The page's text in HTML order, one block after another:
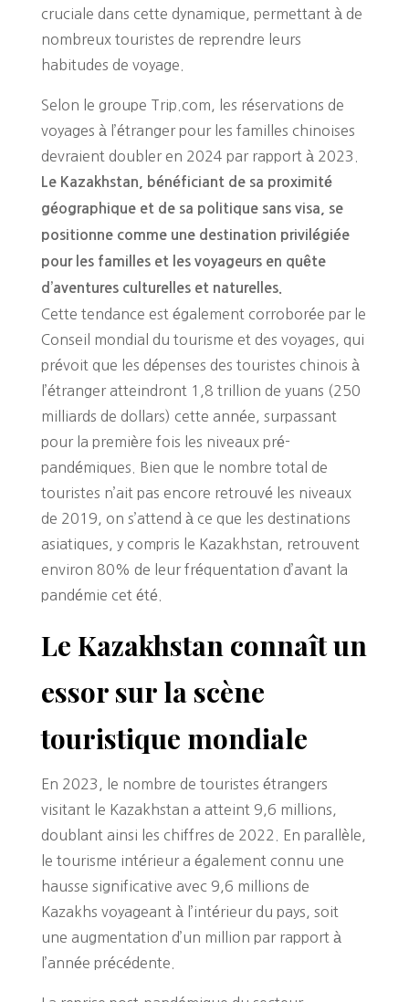
cruciale dans cette dynamique, permettant à de
nombreux touristes de reprendre leurs
habitudes de voyage.
Selon le groupe Trip.com, les réservations de
voyages à l’étranger pour les familles chinoises
devraient doubler en 2024 par rapport à 2023.
Le Kazakhstan, bénéficiant de sa proximité
géographique et de sa politique sans visa, se
positionne comme une destination privilégiée
pour les familles et les voyageurs en quête
d’aventures culturelles et naturelles.
Cette tendance est également corroborée par le
Conseil mondial du tourisme et des voyages, qui
prévoit que les dépenses des touristes chinois à
l’étranger atteindront 1,8 trillion de yuans (250
milliards de dollars) cette année, surpassant
pour la première fois les niveaux pré-
pandémiques. Bien que le nombre total de
touristes n’ait pas encore retrouvé les niveaux
de 2019, on s’attend à ce que les destinations
asiatiques, y compris le Kazakhstan, retrouvent
environ 80% de leur fréquentation d’avant la
pandémie cet été.
Le Kazakhstan connaît un
essor sur la scène
touristique mondiale
En 2023, le nombre de touristes étrangers
visitant le Kazakhstan a atteint 9,6 millions,
doublant ainsi les chiffres de 2022. En parallèle,
le tourisme intérieur a également connu une
hausse significative avec 9,6 millions de
Kazakhs voyageant à l’intérieur du pays, soit
une augmentation d’un million par rapport à
l’année précédente.